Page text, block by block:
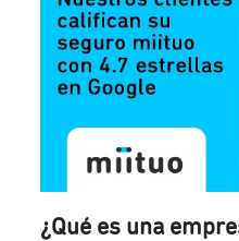
¿Qué es una